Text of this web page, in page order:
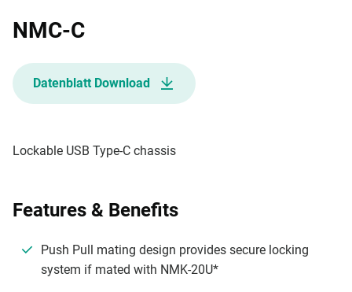
NMC-C
Datenblatt Download
Lockable USB Type-C chassis
Features & Benefits
Push Pull mating design provides secure locking
system if mated with NMK-20U*